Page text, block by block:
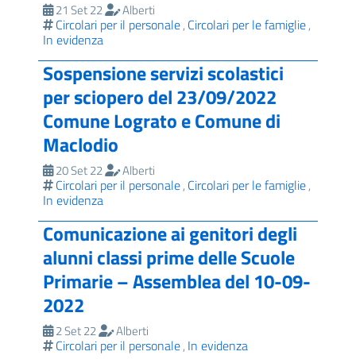
21 Set 22 Alberti
Circolari per il personale, Circolari per le famiglie,
In evidenza
Sospensione servizi scolastici
per sciopero del 23/09/2022
Comune Lograto e Comune di
Maclodio
20 Set 22 Alberti
Circolari per il personale, Circolari per le famiglie,
In evidenza
Comunicazione ai genitori degli
alunni classi prime delle Scuole
Primarie – Assemblea del 10-09-
2022
2 Set 22 Alberti
Circolari per il personale, In evidenza